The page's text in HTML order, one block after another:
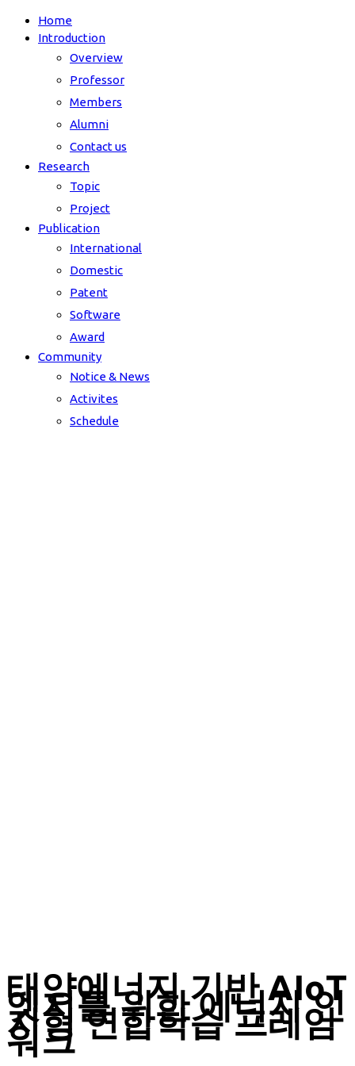
Home
Introduction
Overview
Professor
Members
Alumni
Contact us
Research
Topic
Project
Publication
International
Domestic
Patent
Software
Award
Community
Notice & News
Activites
Schedule
태양에너지 기반 AIoT
엣지를 위한 에너지 인
지형 연합학습 프레임
워크